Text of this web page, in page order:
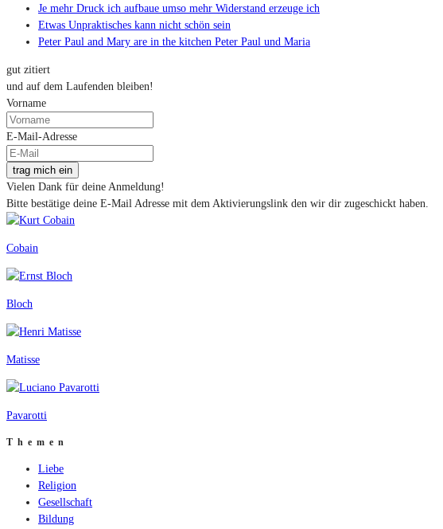
Je mehr Druck ich aufbaue umso mehr Widerstand erzeuge ich
Etwas Unpraktisches kann nicht schön sein
Peter Paul and Mary are in the kitchen Peter Paul und Maria
gut zitiert
und auf dem Laufenden bleiben!
Vorname
E-Mail-Adresse
trag mich ein
Vielen Dank für deine Anmeldung!
Bitte bestätige deine E-Mail Adresse mit dem Aktivierungslink den wir dir zugeschickt haben.
Cobain
Bloch
Matisse
Pavarotti
Themen
Liebe
Religion
Gesellschaft
Bildung